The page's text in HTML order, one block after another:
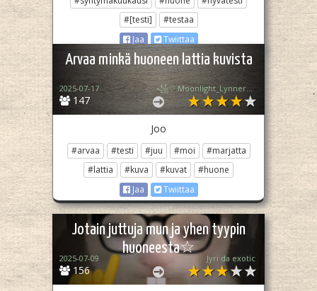
#[testi]
#testaa
Jaa
Twiittaa
Arvaa minkä huoneen lattia kuvista
147
2025-07-17 ꧁♡ Moonlight_Lynner_Lover ♡꧂
Joo
#arvaa #testi #juu #moi
#marjatta
#lattia
#kuva #kuvat
#huone
Jaa
Twiittaa
Jotain juttuja mun ja yhen tyypin
huoneesta☆
156
2025-07-09 Jyri da exotic